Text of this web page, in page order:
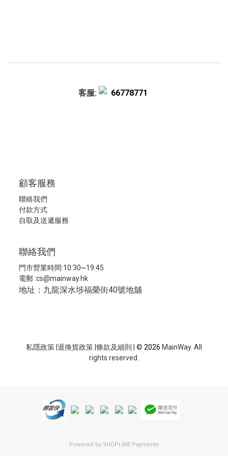
客服: 66778771
顧客服務
聯絡我們
付款方式
自取及送遞服務
聯絡我們
門市營業時間:10:30~19:45
電郵 :cs@mainway.hk
地址：九龍深水埗福榮街40號地舖
私隱政策 退換貨政策 條款及細則 | © 2026 MainWay. All
rights reserved.
Powered by SHOPLINE Payments